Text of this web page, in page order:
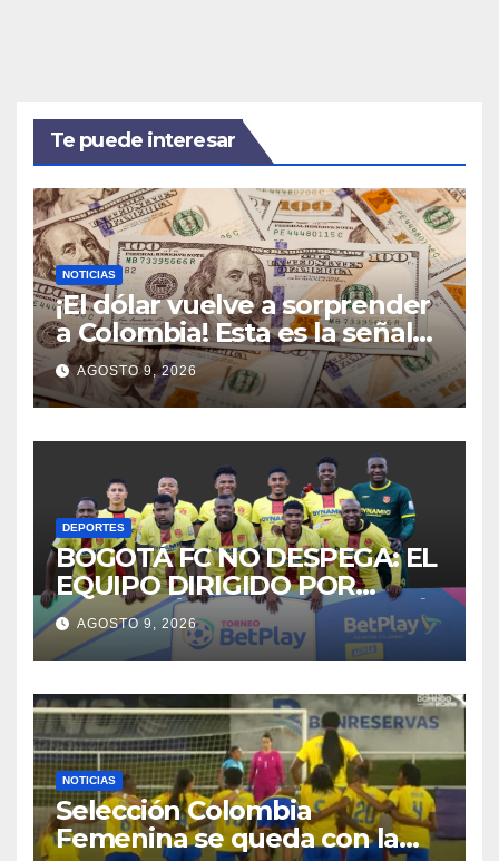
Te puede interesar
NOTICIAS
¡El dólar vuelve a sorprender
a Colombia! Esta es la señal
que podría cambiar el rumbo
de la moneda en agosto
AGOSTO 9, 2026
DEPORTES
BOGOTÁ FC NO DESPEGA: EL
EQUIPO DIRIGIDO POR
SEBASTIÁN BOTERO SUFRIÓ
OTRA DERROTA DE LOCAL,
PONIENDO EN RIESGO LA
CLASIFICACIÓN.
AGOSTO 9, 2026
NOTICIAS
Selección Colombia
Femenina se queda con la